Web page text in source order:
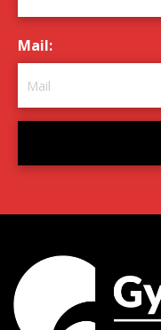
Mail: